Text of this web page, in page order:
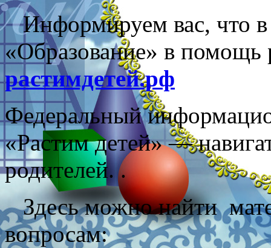
Информируем вас, что в
«Образование» в помощь
растимдетей.рф
Федеральный
«Растим детей» —
родителей. .
Здесь можно найти
вопросам: